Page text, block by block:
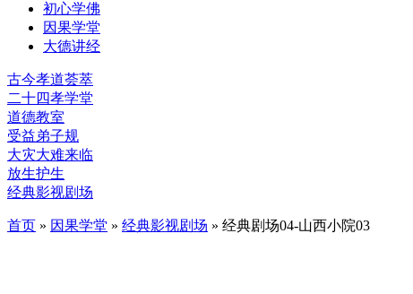
初心学佛
因果学堂
大德讲经
古今孝道荟萃
二十四孝学堂
道德教室
受益弟子规
大灾大难来临
放生护生
经典影视剧场
首页 » 因果学堂 » 经典影视剧场 » 经典剧场04-山西小院03